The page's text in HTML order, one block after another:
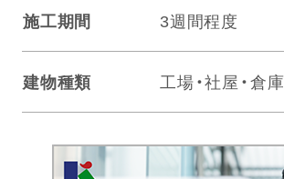
施工期間 3週間程度
建物種類 工場・社屋・倉庫